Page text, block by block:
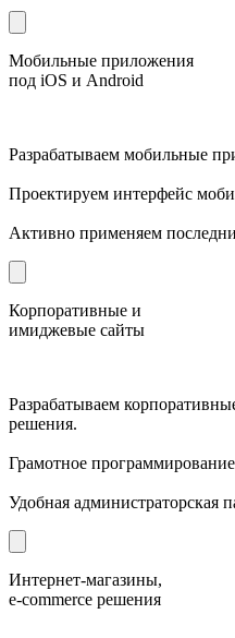
Мобильные приложения
под iOS и Android
Разрабатываем мобильные
Проектируем интерфейс
Активно применяем
Корпоративные и
имиджевые сайты
Разрабатываем
решения.
Грамотное
Удобная администраторская
Интернет-магазины,
e-commerce решения